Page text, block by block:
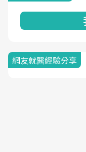
網友就醫經驗分享